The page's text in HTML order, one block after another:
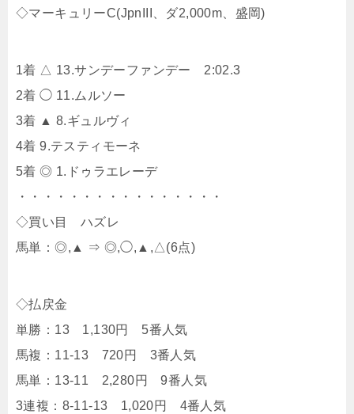
◇マーキュリーC(JpnIII、ダ2,000m、盛岡)
1着 △ 13.サンデーファンデー 2:02.3
2着 ◯ 11.ムルソー
3着 ▲ 8.ギュルヴィ
4着 9.テスティモーネ
5着 ◎ 1.ドゥラエレーデ
・・・・・・・・・・・・・・・・
◇買い目 ハズレ
馬単：◎,▲ ⇒ ◎,◯,▲,△(6点)
◇払戻金
単勝：13 1,130円 5番人気
馬複：11-13 720円 3番人気
馬単：13-11 2,280円 9番人気
3連複：8-11-13 1,020円 4番人気